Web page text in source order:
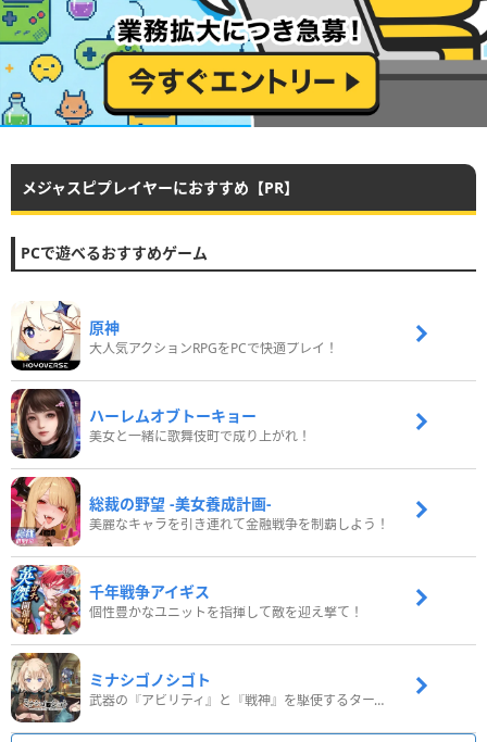
メジャスピプレイヤーにおすすめ【PR】
PCで遊べるおすすめゲーム
原神
大人気アクションRPGをPCで快適プレイ！
ハーレムオブトーキョー
美女と一緒に歌舞伎町で成り上がれ！
総裁の野望 -美女養成計画-
美麗なキャラを引き連れて金融戦争を制覇しよう！
千年戦争アイギス
個性豊かなユニットを指揮して敵を迎え撃て！
ミナシゴノシゴト
武器の『アビリティ』と『戦神』を駆使するターン制コマンドバトルRPG！